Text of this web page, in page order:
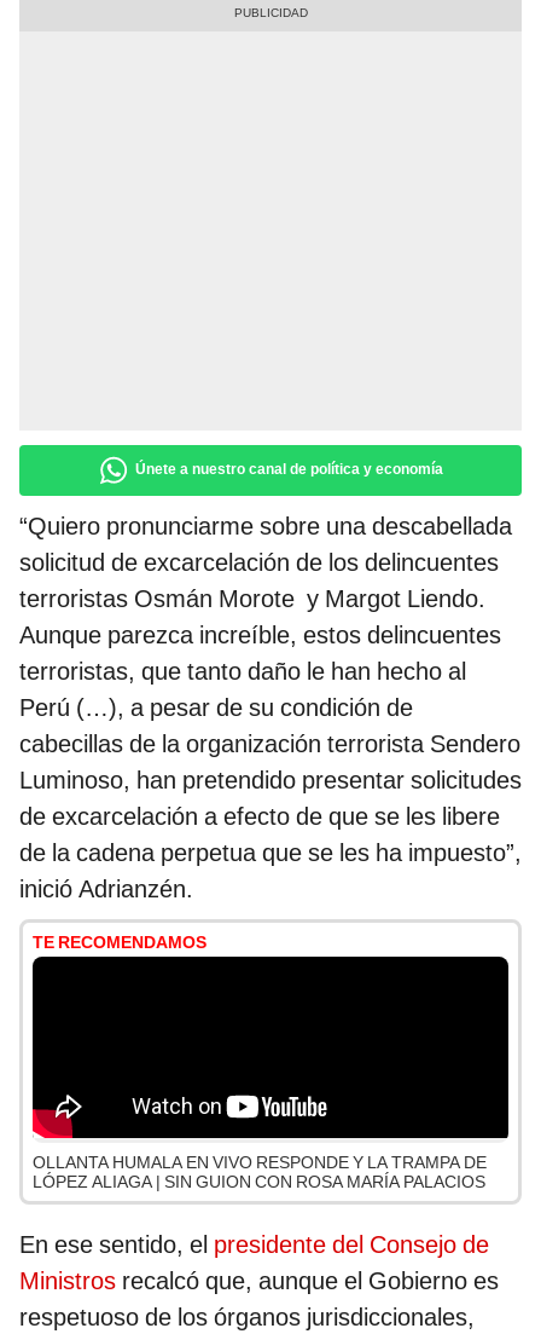
Únete a nuestro canal de política y economía
“Quiero pronunciarme sobre una descabellada
solicitud de excarcelación de los delincuentes
terroristas Osmán Morote y Margot Liendo.
Aunque parezca increíble, estos delincuentes
terroristas, que tanto daño le han hecho al
Perú (…), a pesar de su condición de
cabecillas de la organización terrorista Sendero
Luminoso, han pretendido presentar solicitudes
de excarcelación a efecto de que se les libere
de la cadena perpetua que se les ha impuesto”,
inició Adrianzén.
TE RECOMENDAMOS
OLLANTA HUMALA EN VIVO RESPONDE Y LA TRAMPA DE
LÓPEZ ALIAGA | SIN GUION CON ROSA MARÍA PALACIOS
En ese sentido, el presidente del Consejo de
Ministros recalcó que, aunque el Gobierno es
respetuoso de los órganos jurisdiccionales,